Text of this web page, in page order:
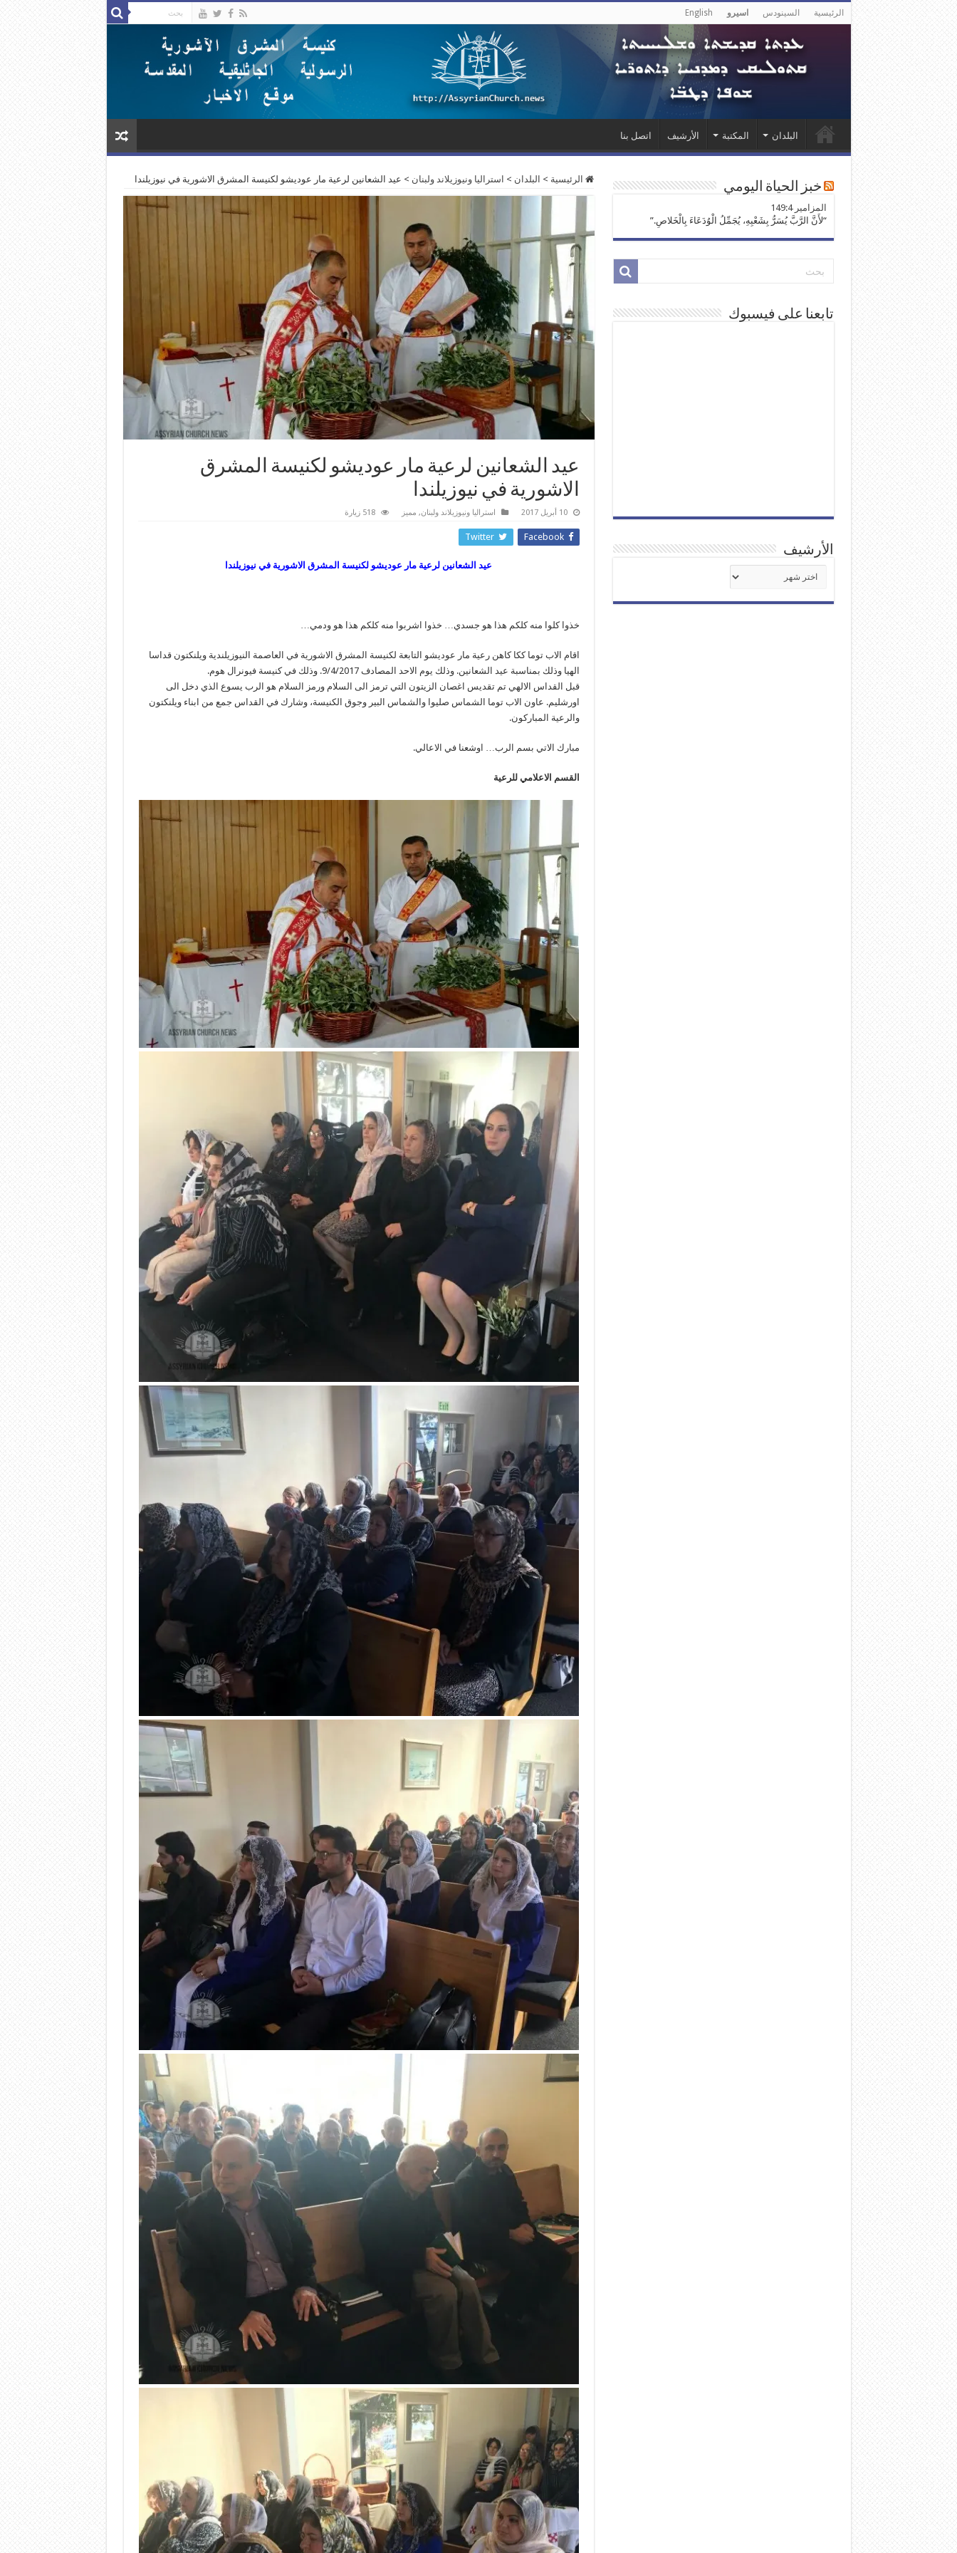
الرئيسية السينودس اسيرو English
البلدان المكتبة الأرشيف اتصل بنا
الرئيسية > البلدان > استراليا ونيوزيلاند ولبنان > عيد الشعانين لرعية مار عوديشو لكنيسة المشرق الاشورية في نيوزيلندا
عيد الشعانين لرعية مار عوديشو لكنيسة المشرق
الاشورية في نيوزيلندا
10 أبريل 2017 استراليا ونيوزيلاند ولبنان, مميز 518 زيارة
Facebook
Twitter
عيد الشعانين لرعية مار عوديشو لكنيسة المشرق الاشورية في نيوزيلندا
خذوا كلوا منه كلكم هذا هو جسدي… خذوا اشربوا منه كلكم هذا هو ودمي…
اقام الاب توما ككا كاهن رعية مار عوديشو التابعة لكنيسة المشرق الاشورية في العاصمة النيوزيلندية ويلنكتون قداسا
الهيا وذلك بمناسبة عيد الشعانين. وذلك يوم الاحد المصادف 9/4/2017. وذلك في كنيسة فيونرال هوم.
قبل القداس الالهي تم تقديس اغصان الزيتون التي ترمز الى السلام ورمز السلام هو الرب يسوع الذي دخل الى
اورشليم. عاون الاب توما الشماس صليوا والشماس البير وجوق الكنيسة، وشارك في القداس جمع من ابناء ويلنكتون
والرعية المباركون.
مبارك الاتي بسم الرب… اوشعنا في الاعالي.
القسم الاعلامي للرعية
خبز الحياة اليومي
ﺍﻟﻤﺰﺍﻣﻴﺮ 149:4
“لأَنَّ الرَّبَّ يُسَرُّ بِشَعْبِهِ، يُجَمِّلُ الْوُدَعَاءَ بِالْخَلاصِ.”
تابعنا على فيسبوك
الأرشيف